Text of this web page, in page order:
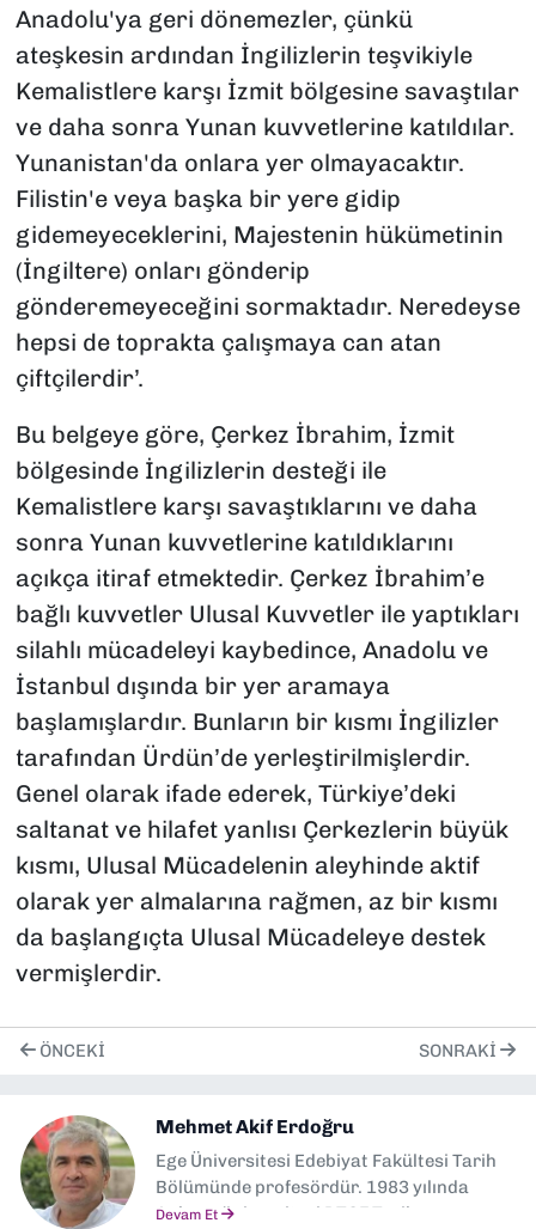
Anadolu'ya geri dönemezler, çünkü
ateşkesin ardından İngilizlerin teşvikiyle
Kemalistlere karşı İzmit bölgesine savaştılar
ve daha sonra Yunan kuvvetlerine katıldılar.
Yunanistan'da onlara yer olmayacaktır.
Filistin'e veya başka bir yere gidip
gidemeyeceklerini, Majestenin hükümetinin
(İngiltere) onları gönderip
gönderemeyeceğini sormaktadır. Neredeyse
hepsi de toprakta çalışmaya can atan
çiftçilerdir’.
Bu belgeye göre, Çerkez İbrahim, İzmit
bölgesinde İngilizlerin desteği ile
Kemalistlere karşı savaştıklarını ve daha
sonra Yunan kuvvetlerine katıldıklarını
açıkça itiraf etmektedir. Çerkez İbrahim’e
bağlı kuvvetler Ulusal Kuvvetler ile yaptıkları
silahlı mücadeleyi kaybedince, Anadolu ve
İstanbul dışında bir yer aramaya
başlamışlardır. Bunların bir kısmı İngilizler
tarafından Ürdün’de yerleştirilmişlerdir.
Genel olarak ifade ederek, Türkiye’deki
saltanat ve hilafet yanlısı Çerkezlerin büyük
kısmı, Ulusal Mücadelenin aleyhinde aktif
olarak yer almalarına rağmen, az bir kısmı
da başlangıçta Ulusal Mücadeleye destek
vermişlerdir.
ÖNCEKI SONRAKI
Mehmet Akif Erdoğru
Ege Üniversitesi Edebiyat Fakültesi Tarih
Bölümünde profesördür. 1983 yılında
Ankara üniversitesi DTCF Tarih
Devam Et